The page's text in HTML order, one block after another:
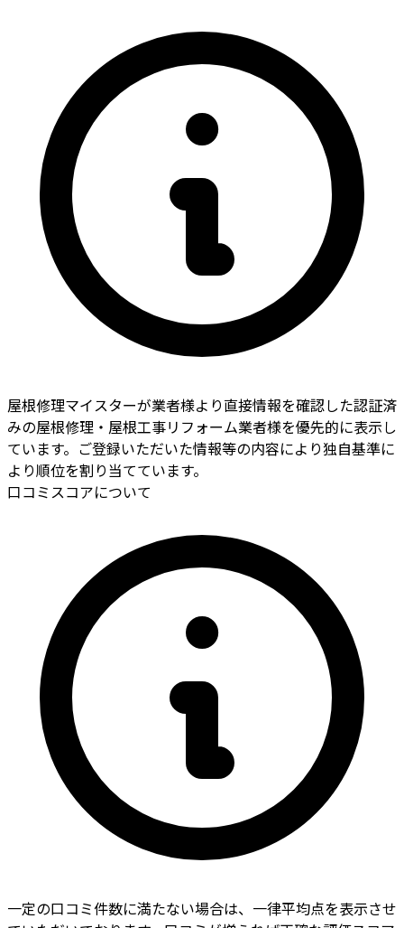
屋根修理マイスターが業者様より直接情報を確認した認証済
みの屋根修理・屋根工事リフォーム業者様を優先的に表示し
ています。ご登録いただいた情報等の内容により独自基準に
より順位を割り当てています。
口コミスコアについて
一定の口コミ件数に満たない場合は、一律平均点を表示させ